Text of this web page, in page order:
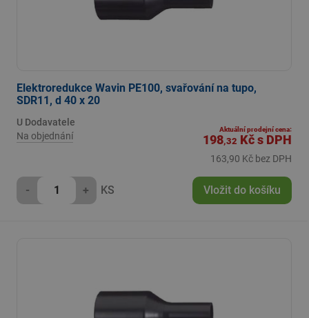
Elektroredukce Wavin PE100, svařování na tupo,
SDR11, d 40 x 20
U Dodavatele
Na objednání
Aktuální prodejní cena:
198,32 Kčs DPH
163,90 Kč bez DPH
- + KS Vložit do košíku